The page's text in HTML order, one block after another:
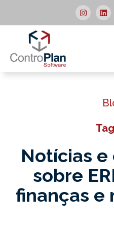
Notícias
sobre
finanças e